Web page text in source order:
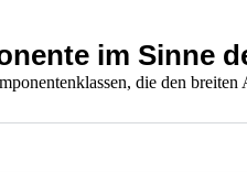
im Sinne
die den